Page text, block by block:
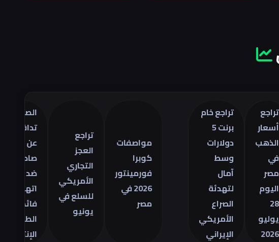
تراجع خام
برنت 5
دولارات
لتهدئة
الصراع
الأمريكي
الإيراني
مواصفات
فورمينتور
2026 في
التجاري
الأمريكي
للسلع في
صادراتها
اتهامات
الطاقة
الإنتاجية